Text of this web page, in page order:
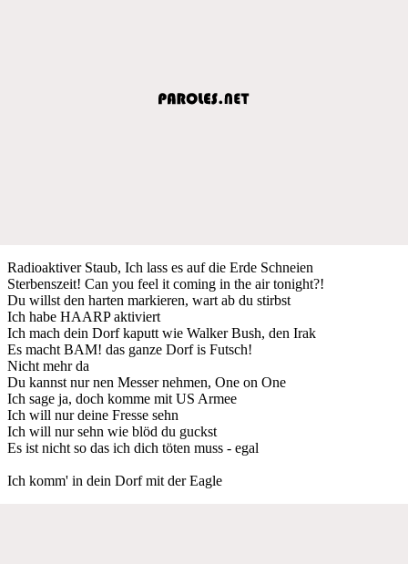
Radioaktiver Staub, Ich lass es auf die Erde Schneien
Sterbenszeit! Can you feel it coming in the air tonight?!
Du willst den harten markieren, wart ab du stirbst
Ich habe HAARP aktiviert
Ich mach dein Dorf kaputt wie Walker Bush, den Irak
Es macht BAM! das ganze Dorf is Futsch!
Nicht mehr da
Du kannst nur nen Messer nehmen, One on One
Ich sage ja, doch komme mit US Armee
Ich will nur deine Fresse sehn
Ich will nur sehn wie blöd du guckst
Es ist nicht so das ich dich töten muss - egal
Ich komm' in dein Dorf mit der Eagle